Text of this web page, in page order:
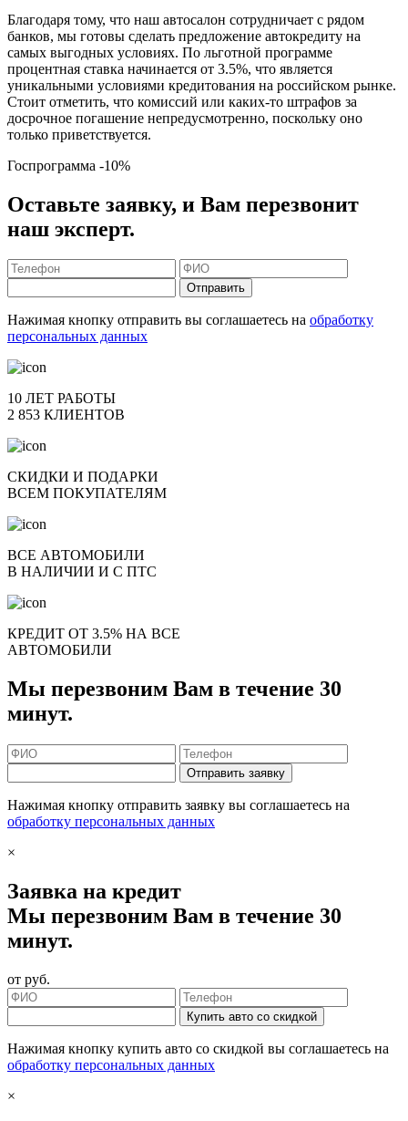
Благодаря тому, что наш автосалон сотрудничает с рядом
банков, мы готовы сделать предложение автокредиту на
самых выгодных условиях. По льготной программе
процентная ставка начинается от 3.5%, что является
уникальными условиями кредитования на российском рынке.
Стоит отметить, что комиссий или каких-то штрафов за
досрочное погашение непредусмотренно, поскольку оно
только приветствуется.
Госпрограмма -10%
Оставьте заявку, и Вам перезвонит
наш эксперт.
Отправить
Нажимая кнопку отправить вы соглашаетесь на обработку
персональных данных
10 ЛЕТ РАБОТЫ
2 853 КЛИЕНТОВ
СКИДКИ И ПОДАРКИ
ВСЕМ ПОКУПАТЕЛЯМ
ВСЕ АВТОМОБИЛИ
В НАЛИЧИИ И С ПТС
КРЕДИТ ОТ 3.5% НА ВСЕ
АВТОМОБИЛИ
Мы перезвоним Вам в течение 30
минут.
Отправить заявку
Нажимая кнопку отправить заявку вы соглашаетесь на
обработку персональных данных
×
Заявка на кредит
Мы перезвоним Вам в течение 30
минут.
от руб.
Купить авто со скидкой
Нажимая кнопку купить авто со скидкой вы соглашаетесь на
обработку персональных данных
×